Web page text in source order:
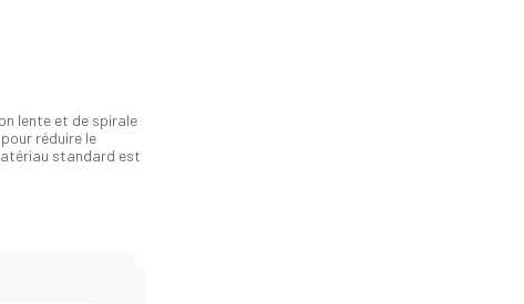
lente et de spirale
réduire le
standard est